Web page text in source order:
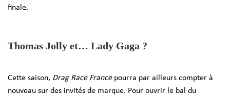
finale.
Thomas Jolly et… Lady Gaga ?
Cette saison, Drag Race France pourra par ailleurs compter à
nouveau sur des invités de marque. Pour ouvrir le bal du